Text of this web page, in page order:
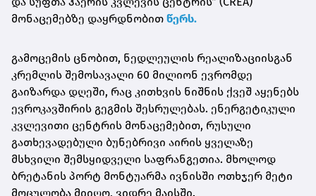
მონაცემებზე დაყრდნობით წერს.
გამოცემის ცნობით, ნედლეულის რეალიზაციისგან
კრემლის შემოსავალი 60 მილიონ ევრომდე
გაიზარდა დღეში, რაც კითხვის ნიშნის ქვეშ აყენებს
ევროკავშირის გეგმის შესრულებას. ენერგეტიკული
კვლევითი ცენტრის მონაცემებით, რუსული
გათხევადებული ბუნებრივი აირის ყველაზე
მსხვილი შემსყიდველი საფრანგეთია. მხოლოდ
ბრეტანის პორტ მონტუარმა ივნისში ოთხჯერ მეტი
მოცულობა მიიღო, ვიდრე მაისში.